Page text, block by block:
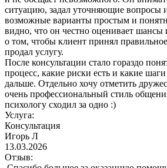
ситуацию, задал уточняющие вопросы
возможные варианты простым и
видно, что он честно оценивает шансы
о том, чтобы клиент принял
продал услугу.
После консультации стало гораздо
процесс, какие риски есть и какие
дальше. Отдельно хочу отметить
очень профессиональный стиль
психологу сходил за одно :)
Услуга:
Консультация
Игорь Л
13.03.2026
Отзыв: